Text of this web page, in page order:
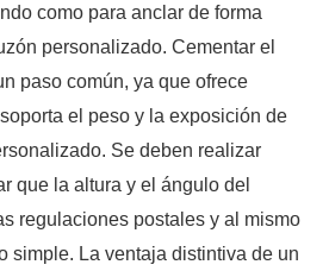
como para anclar de forma
personalizado. Cementar el
paso común, ya que ofrece
el peso y la exposición de
Se deben realizar
que la altura y el ángulo del
regulaciones postales y al mismo
simple. La ventaja distintiva de un